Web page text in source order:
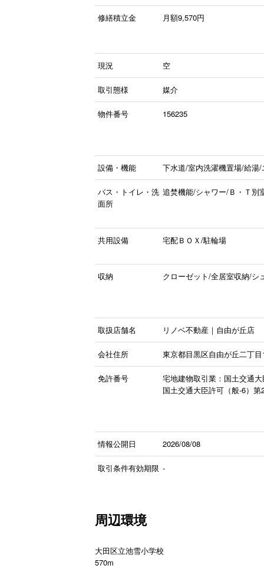
修繕積立金 月額9,570円
現況 空
取引態様 媒介
物件番号 156235
設備・機能 下水道/室内洗濯機置場/給湯
バス・トイレ・洗
面所
追焚機能/シャワー/Ｂ・Ｔ別
共用設備 宅配ＢＯＸ/駐輪場
収納 クローゼット/全居室収納/シ
取扱店舗名 リノベ不動産｜自由が丘店
会社住所 東京都目黒区自由が丘二丁
免許番号
宅地建物取引業：国土交通
国土交通大臣許可（般-6）第
情報公開日 2026/08/08
取引条件有効期限 -
周辺環境
大田区立池雪小学校
570m